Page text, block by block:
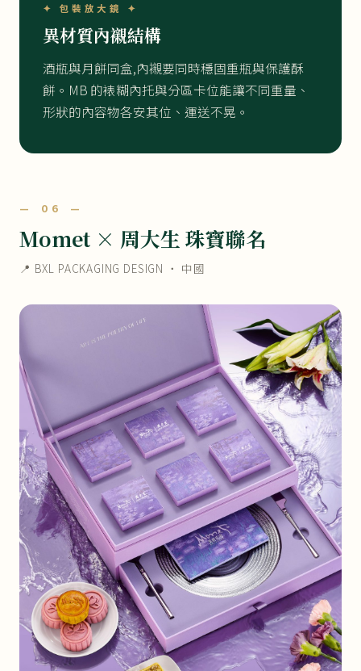
✦ 包裝放大鏡 ✦
異材質內襯結構
酒瓶與月餅同盒,內襯要同時穩固重瓶與保護酥
餅。MB 的裱糊內托與分區卡位能讓不同重量、
形狀的內容物各安其位、運送不晃。
— 06 —
Momet × 周大生 珠寶聯名
📍 BXL PACKAGING DESIGN ・ 中國